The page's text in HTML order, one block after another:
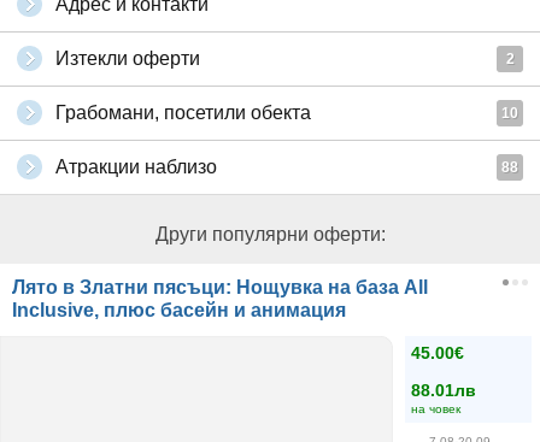
Адрес и контакти
Изтекли оферти 2
Грабомани, посетили обекта 10
Атракции наблизо 88
Други популярни оферти:
Лято в Златни пясъци: Нощувка на база All
Inclusive, плюс басейн и анимация
45.00€
88.01лв
на човек